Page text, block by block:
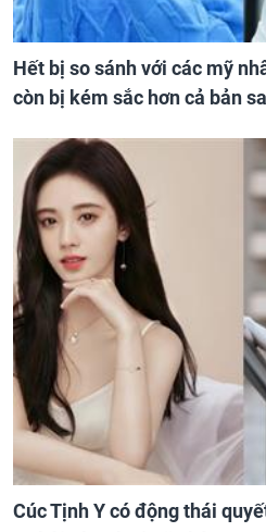
Hết bị so sánh với các mỹ
còn bị kém sắc hơn cả bản
Cúc Tịnh Y có động thái